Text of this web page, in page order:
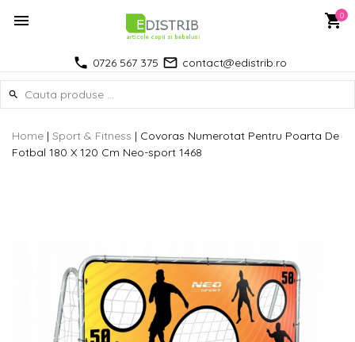
0
0726 567 375 contact@edistrib.ro
Home | Sport & Fitness | Covoras Numerotat Pentru Poarta De
Fotbal 180 X 120 Cm Neo-sport 1468